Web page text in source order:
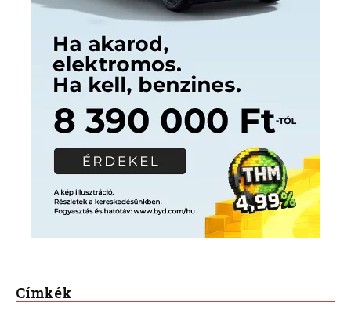
Címkék